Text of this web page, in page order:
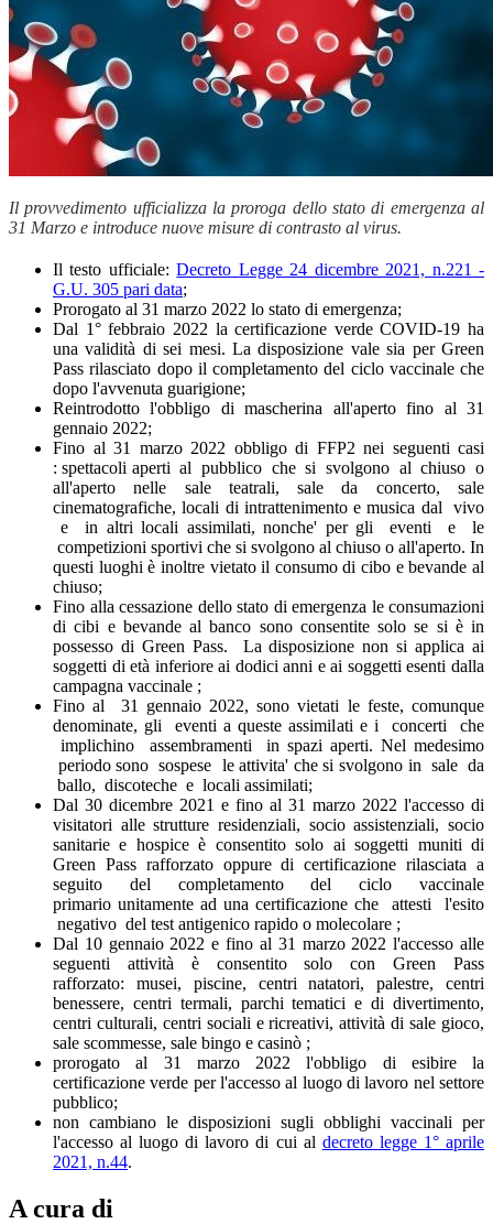
Il provvedimento ufficializza la proroga dello stato di emergenza al
31 Marzo e introduce nuove misure di contrasto al virus.
Il testo ufficiale:Decreto Legge 24 dicembre 2021, n.221 -
G.U. 305 pari data;
Prorogato al 31 marzo 2022 lo stato di emergenza;
Dal 1° febbraio 2022 la certificazione verde COVID-19 ha
una validità di sei mesi. La disposizione vale sia per Green
Pass rilasciato dopo il completamento del ciclo vaccinale che
dopo l'avvenuta guarigione;
Reintrodotto l'obbligo di mascherina all'aperto fino al 31
gennaio 2022;
Fino al 31 marzo 2022 obbligo di FFP2 nei seguenti casi
: spettacoli aperti al pubblico che si svolgono al chiuso o
all'aperto nelle sale teatrali, sale da concerto, sale
cinematografiche, locali di intrattenimento e musica dal vivo
e in altri locali assimilati, nonche' per gli eventi e le
competizioni sportivi che si svolgono al chiuso o all'aperto. In
questi luoghi è inoltre vietato il consumo di cibo e bevande al
chiuso;
Fino alla cessazione dello stato di emergenza le consumazioni
di cibi e bevande al banco sono consentite solo se si è in
possesso di Green Pass. La disposizione non si applica ai
soggetti di età inferiore ai dodici anni e ai soggetti esenti dalla
campagna vaccinale ;
Fino al 31 gennaio 2022, sono vietati le feste, comunque
denominate, gli eventi a queste assimilati e i concerti che
implichino assembramenti in spazi aperti. Nel medesimo
periodo sono sospese le attivita' che si svolgono in sale da
ballo, discoteche e locali assimilati;
Dal 30 dicembre 2021 e fino al 31 marzo 2022 l'accesso di
visitatori alle strutture residenziali, socio assistenziali, socio
sanitarie e hospice è consentito solo ai soggetti muniti di
Green Pass rafforzato oppure di certificazione rilasciata a
seguito del completamento del ciclo vaccinale
primario unitamente ad una certificazione che attesti l'esito
negativo del test antigenico rapido o molecolare ;
Dal 10 gennaio 2022 e fino al 31 marzo 2022 l'accesso alle
seguenti attività è consentito solo con Green Pass
rafforzato: musei, piscine, centri natatori, palestre, centri
benessere, centri termali, parchi tematici e di divertimento,
centri culturali, centri sociali e ricreativi, attività di sale gioco,
sale scommesse, sale bingo e casinò ;
prorogato al 31 marzo 2022 l'obbligo di esibire la
certificazione verde per l'accesso al luogo di lavoro nel settore
pubblico;
non cambiano le disposizioni sugli obblighi vaccinali per
l'accesso al luogo di lavoro di cui al decreto legge 1° aprile
2021, n.44.
A cura di